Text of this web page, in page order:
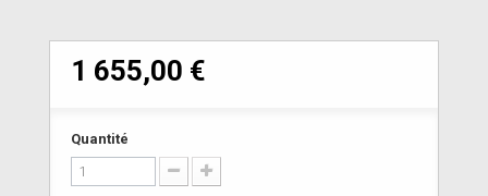
1 655,00 €
Quantité